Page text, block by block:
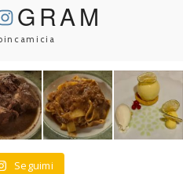
GRAM
Seguimi